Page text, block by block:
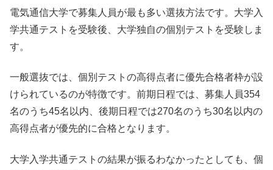
電気通信大学で募集人員が最も多い選抜方法です。大学入
学共通テストを受験後、大学独自の個別テストを受験しま
す。
一般選抜では、個別テストの高得点者に優先合格者枠が設
けられているのが特徴です。前期日程では、募集人員354
名のうち45名以内、後期日程では270名のうち30名以内の
高得点者が優先的に合格となります。
大学入学共通テストの結果が振るわなかったとしても、個